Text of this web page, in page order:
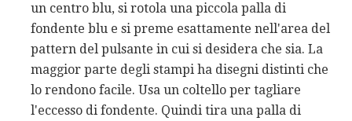
un centro blu, si rotola una piccola palla di
fondente blu e si preme esattamente nell'area del
pattern del pulsante in cui si desidera che sia. La
maggior parte degli stampi ha disegni distinti che
lo rendono facile. Usa un coltello per tagliare
l'eccesso di fondente. Quindi tira una palla di